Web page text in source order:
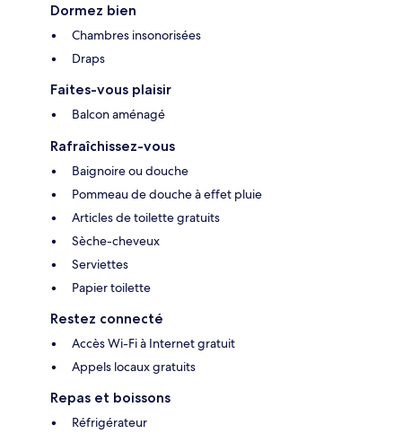
Dormez bien
Chambres insonorisées
Draps
Faites-vous plaisir
Balcon aménagé
Rafraîchissez-vous
Baignoire ou douche
Pommeau de douche à effet pluie
Articles de toilette gratuits
Sèche-cheveux
Serviettes
Papier toilette
Restez connecté
Accès Wi-Fi à Internet gratuit
Appels locaux gratuits
Repas et boissons
Réfrigérateur